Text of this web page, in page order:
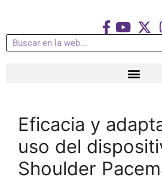
Eficacia y
uso del
Shoulder